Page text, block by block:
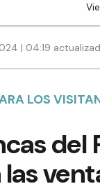
| 04:19
LOS
del